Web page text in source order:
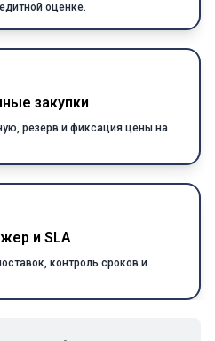
оценке.
закупки
резерв и фиксация цены на
и SLA
контроль сроков и